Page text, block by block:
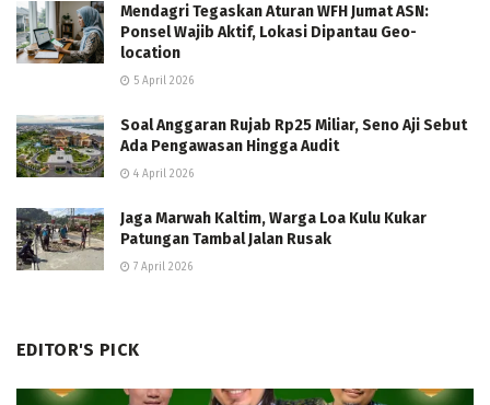
Mendagri Tegaskan Aturan WFH Jumat ASN:
Ponsel Wajib Aktif, Lokasi Dipantau Geo-
location
5 April 2026
Soal Anggaran Rujab Rp25 Miliar, Seno Aji Sebut
Ada Pengawasan Hingga Audit
4 April 2026
Jaga Marwah Kaltim, Warga Loa Kulu Kukar
Patungan Tambal Jalan Rusak
7 April 2026
EDITOR'S PICK